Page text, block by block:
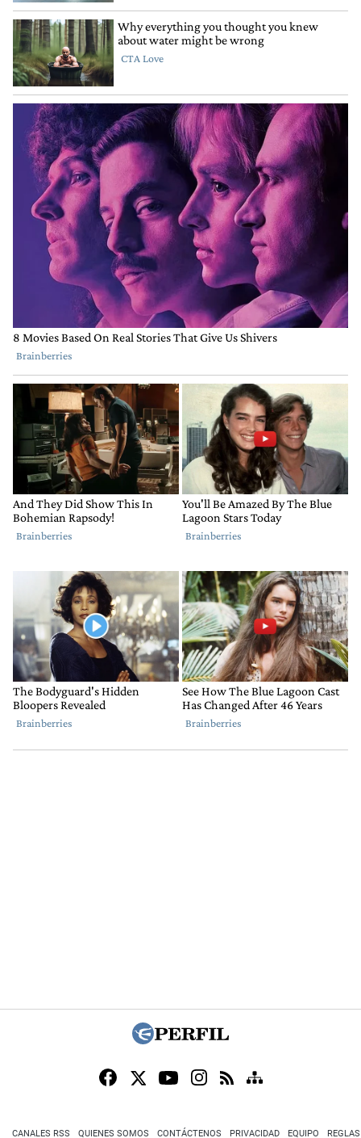
CANALES RSS QUIENES SOMOS CONTÁCTENOS PRIVACIDAD EQUIPO